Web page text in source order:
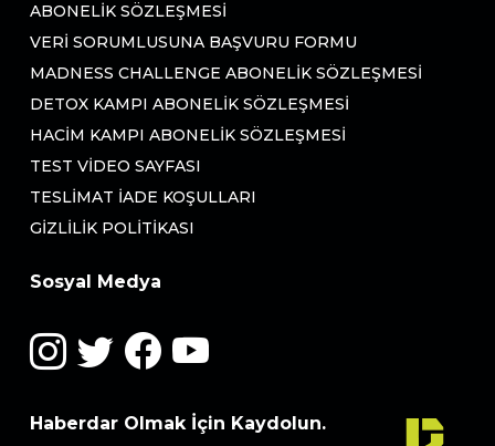
ABONELIK SÖZLEŞMESI
VERI SORUMLUSUNA BAŞVURU FORMU
MADNESS CHALLENGE ABONELIK SÖZLEŞMESI
DETOX KAMPI ABONELIK SÖZLEŞMESI
HACIM KAMPI ABONELIK SÖZLEŞMESI
TEST VIDEO SAYFASI
TESLIMAT İADE KOŞULLARI
GIZLILIK POLITIKASI
Sosyal Medya
Haberdar Olmak İçin Kaydolun.